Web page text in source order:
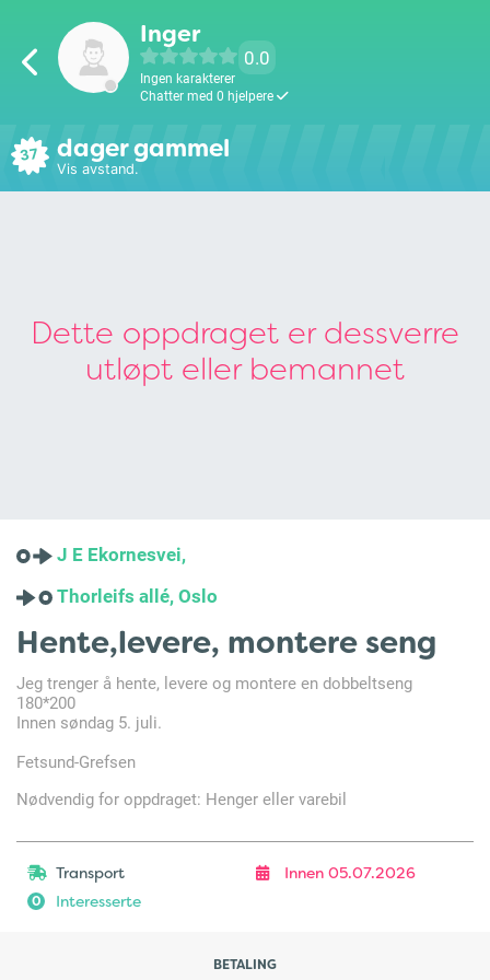
Inger
0.0
Ingen karakterer
Chatter med 0 hjelpere
37 dager gammel
Vis avstand.
Dette oppdraget er dessverre
utløpt eller bemannet
J E Ekornesvei,
Thorleifs allé, Oslo
Hente,levere, montere seng
Jeg trenger å hente, levere og montere en dobbeltseng
180*200
Innen søndag 5. juli.
Fetsund-Grefsen
Nødvendig for oppdraget: Henger eller varebil
Transport Innen 05.07.2026
0 Interesserte
BETALING